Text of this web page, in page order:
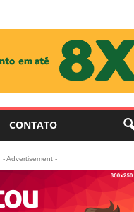
CONTATO
- Advertisement -